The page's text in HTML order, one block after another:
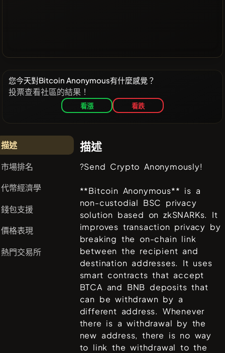
您今天對Bitcoin Anonymous有什麼感覺？
投票查看社區的結果！
看漲 看跌
描述
市場排名
代幣經濟學
錢包支援
價格表現
熱門交易所
描述
?Send Crypto Anonymously!
**Bitcoin Anonymous** is a
non-custodial BSC privacy
solution based on zkSNARKs. It
improves transaction privacy by
breaking the on-chain link
between the recipient and
destination addresses. It uses
smart contracts that accept
BTCA and BNB deposits that
can be withdrawn by a
different address. Whenever
there is a withdrawal by the
new address, there is no way
to link the withdrawal to the